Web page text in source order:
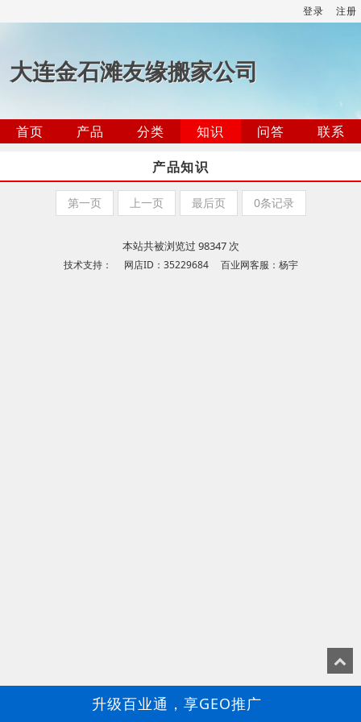
登录 注册
大连金石滩友缘搬家公司
首页 产品 分类 知识 问答
联系
产品知识
第一页 上一页 最后页 0条记录
本站共被浏览过 98347 次
技术支持： 网店ID：35229684 百业网客服：杨宇
升级百业通，享GEO推广